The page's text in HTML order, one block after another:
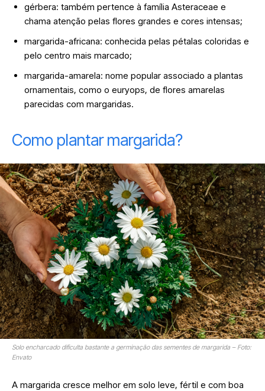
gérbera: também pertence à família Asteraceae e
chama atenção pelas flores grandes e cores intensas;
margarida-africana: conhecida pelas pétalas coloridas e
pelo centro mais marcado;
margarida-amarela: nome popular associado a plantas
ornamentais, como o euryops, de flores amarelas
parecidas com margaridas.
Como plantar margarida?
Solo encharcado dificulta bastante a germinação das sementes de margarida – Foto:
Envato
A margarida cresce melhor em solo leve, fértil e com boa